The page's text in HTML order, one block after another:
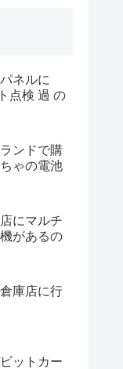
ネルに
点検 過 の
ンドで購
ゃの電池
にマルチ
があるの
庫店に行
ットカー